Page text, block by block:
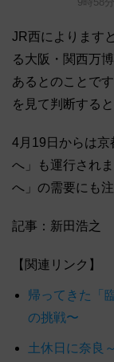
JR西によります
る大阪・関西万
あるとのことで
を見て判断する
4月19日からは京
へ」も運行され
へ」の需要にも
記事：新田浩之
【関連リンク】
帰ってきた「
の挑戦〜
土休日に奈良